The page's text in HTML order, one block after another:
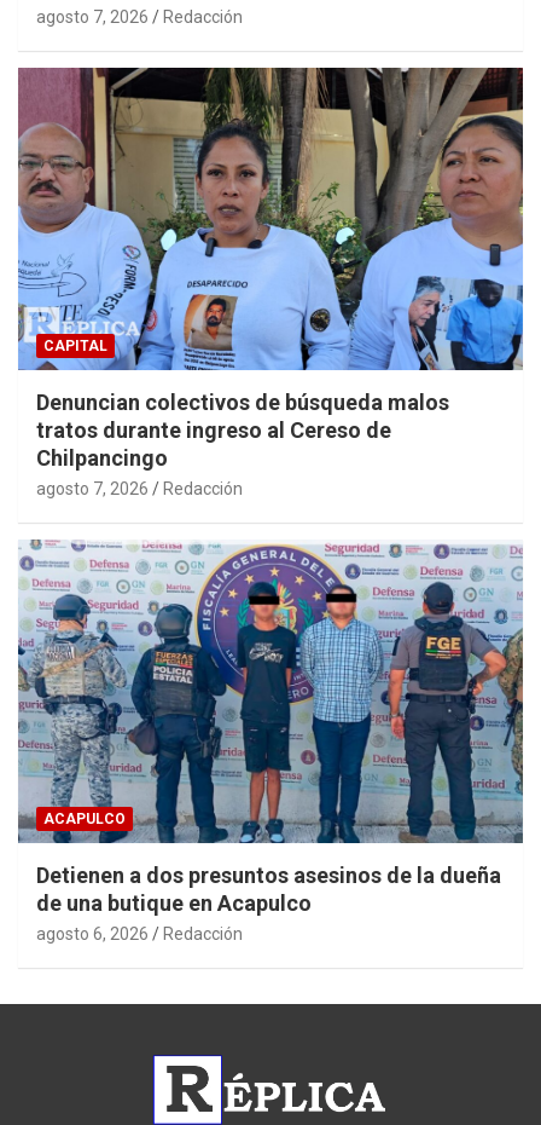
agosto 7, 2026 Redacción
CAPITAL
Denuncian colectivos de búsqueda malos
tratos durante ingreso al Cereso de
Chilpancingo
agosto 7, 2026 Redacción
ACAPULCO
Detienen a dos presuntos asesinos de la dueña
de una butique en Acapulco
agosto 6, 2026 Redacción